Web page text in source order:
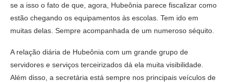
se a isso o fato de que, agora, Hubeônia parece fiscalizar como
estão chegando os equipamentos às escolas. Tem ido em
muitas delas. Sempre acompanhada de um numeroso séquito.
A relação diária de Hubeônia com um grande grupo de
servidores e serviços terceirizados dá ela muita visibilidade.
Além disso, a secretária está sempre nos principais veículos de